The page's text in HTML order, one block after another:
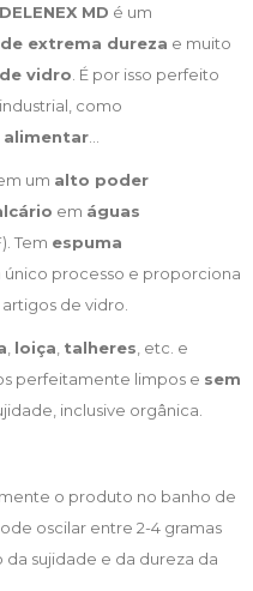
DELENEX MD é um
extrema dureza e muito
vidro . É por isso perfeito
como
...
um alto poder
em águas
Tem espuma
único processo e proporciona
de vidro.
loiça talheres , etc. e
perfeitamente limpos e sem
inclusive orgânica.
o produto no banho de
oscilar entre 2-4 gramas
sujidade e da dureza da